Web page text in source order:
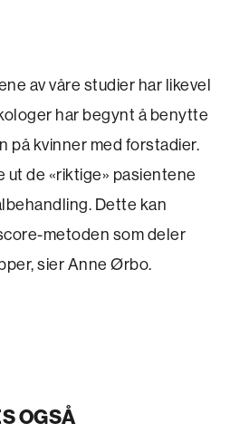
av våre studier har likevel
har begynt å benytte
på kvinner med forstadier.
ut de «riktige» pasientene
Dette kan
metoden som deler
sier Anne Ørbo.
OGSÅ